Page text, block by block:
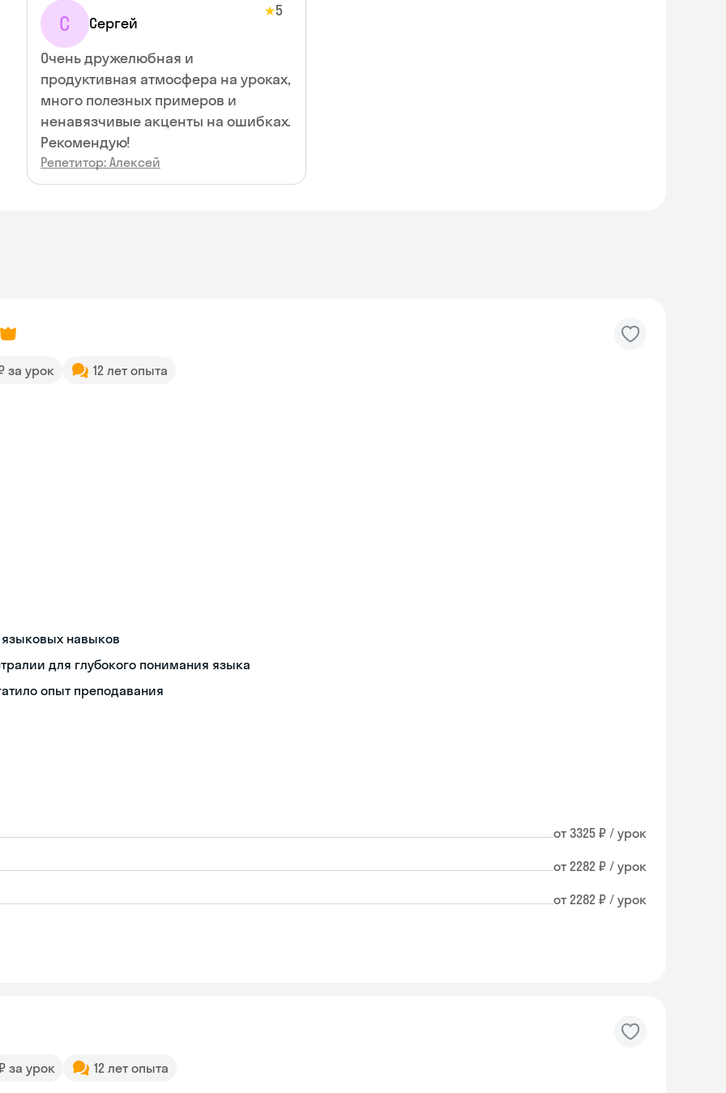
С Сергей
★5
Очень дружелюбная и
продуктивная атмосфера на уроках,
много полезных примеров и
ненавязчивые акценты на ошибках.
Рекомендую!
Репетитор: Алексей
за урок 12 лет опыта
языковых навыков
для глубокого понимания языка
опыт преподавания
от 3325 ₽ / урок
от 2282 ₽ / урок
от 2282 ₽ / урок
за урок 12 лет опыта